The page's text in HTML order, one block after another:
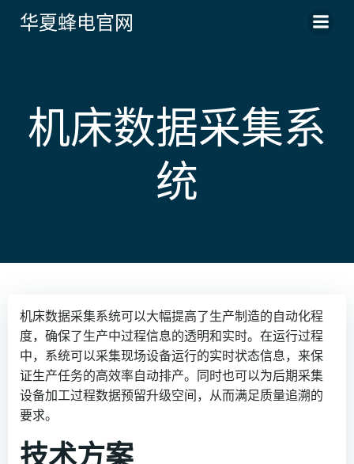
华夏蜂电官网
机床数据采集系
统
机床数据采集系统可以大幅提高了生产制造的自动化程
度，确保了生产中过程信息的透明和实时。在运行过程
中，系统可以采集现场设备运行的实时状态信息，来保
证生产任务的高效率自动排产。同时也可以为后期采集
设备加工过程数据预留升级空间，从而满足质量追溯的
要求。
技术方案